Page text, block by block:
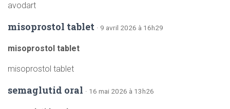
avodart
misoprostol tablet · 9 avril 2026 à 16h29
misoprostol tablet
misoprostol tablet
semaglutid oral · 16 mai 2026 à 13h26